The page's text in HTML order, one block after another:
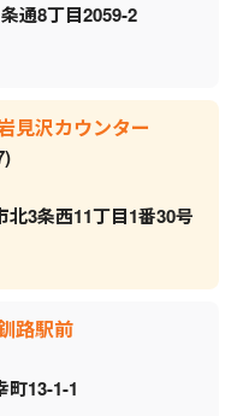
通8丁目2059‐2
見沢カウンター
北3条西11丁目1番30号
路駅前
町13-1-1